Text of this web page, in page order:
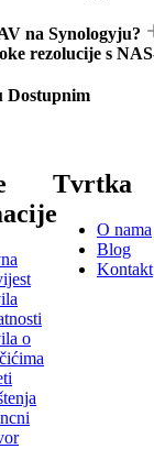
na Synologyju?
rezolucije s
Dostupnim
o
Tvrtka
O nama
Blog
Kontakt